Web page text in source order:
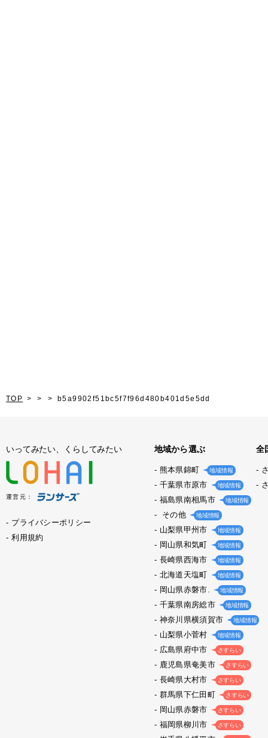
TOP b5a9902f51bc5f7f96d480b401d5e5dd
いってみたい、くらしてみたい
運営元：
プライバシーポリシー
利用規約
地域から選ぶ
熊本県錦町 地域情報
千葉県市原市 地域情報
福島県南相馬市 地域情報
その他 地域情報
山梨県甲州市 地域情報
岡山県和気町 地域情報
長崎県西海市 地域情報
北海道天塩町 地域情報
岡山県赤磐市. 地域情報
千葉県南房総市 地域情報
神奈川県横須賀市 地域情報
山梨県小菅村 地域情報
広島県府中市 さすらい
鹿児島県奄美市 さすらい
長崎県大村市 さすらい
群馬県下仁田町 さすらい
岡山県赤磐市 さすらい
福岡県柳川市 さすらい
全